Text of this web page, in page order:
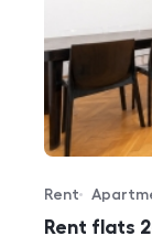
Rent flats
Offer type
Rent
Property type